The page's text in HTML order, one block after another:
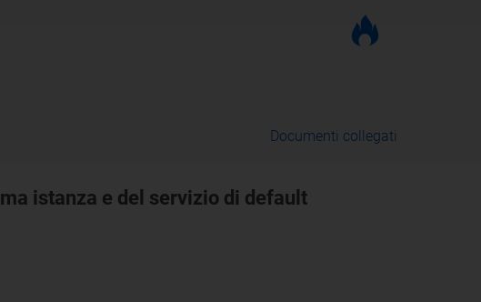
Documenti collegati
istanza e del servizio di default